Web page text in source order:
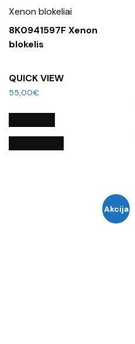
Xenon blokeliai
8K0941597F Xenon
blokelis
QUICK VIEW
55,00€
Akcija